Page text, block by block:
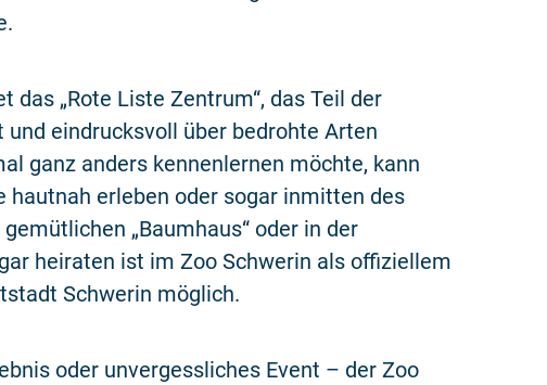
das „Rote Liste Zentrum“, das Teil der
eindrucksvoll über bedrohte Arten
ganz anders kennenlernen möchte, kann
hautnah erleben oder sogar inmitten des
„Baumhaus“ oder in der
heiraten ist im Zoo Schwerin als offiziellem
Schwerin möglich.
oder unvergessliches Event – der Zoo